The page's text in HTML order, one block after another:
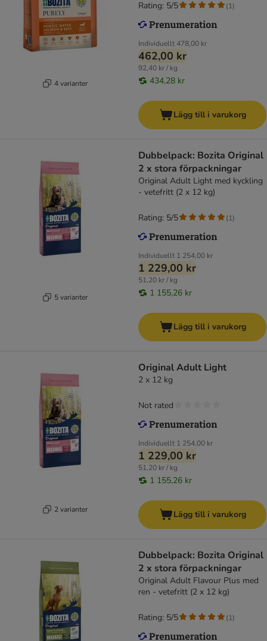
4 varianter
Individuellt478,00 kr
462,00 kr
92,40 kr / kg
434,28 kr
Rating: 5/5 (1)
Lägg till i varukorg
5 varianter
Dubbelpack: Bozita Original
2 x stora förpackningar
Original Adult Light med kyckling
- vetefritt (2 x 12 kg)
Individuellt 1 254,00 kr
1 229,00 kr
51,20 kr / kg
1 155,26 kr
Rating: 5/5 (1)
Lägg till i varukorg
2 varianter
Original Adult Light
2 x 12 kg
Individuellt 1 254,00 kr
1 229,00 kr
51,20 kr / kg
1 155,26 kr
Not rated
Lägg till i varukorg
Dubbelpack: Bozita Original
2 x stora förpackningar
Original Adult Flavour Plus med
ren - vetefritt (2 x 12 kg)
Rating: 5/5 (1)